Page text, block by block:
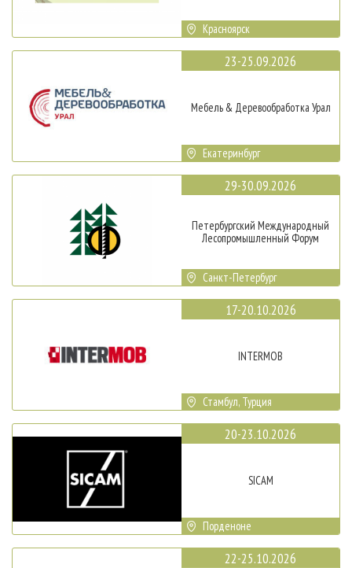
Красноярск
23-25.09.2026
Мебель & Деревообработка Урал
Екатеринбург
29-30.09.2026
Петербургский Международный
Лесопромышленный Форум
Санкт-Петербург
17-20.10.2026
INTERMOB
Стамбул, Турция
20-23.10.2026
SICAM
Порденоне
22-25.10.2026